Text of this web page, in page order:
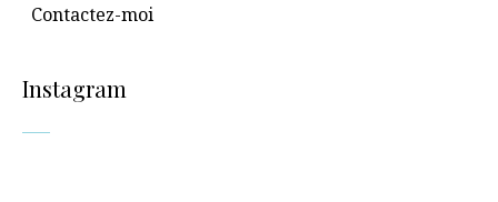
Contactez-moi
Instagram